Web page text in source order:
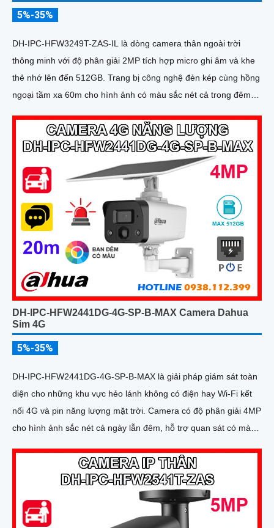
5%-35%
DH-IPC-HFW3249T-ZAS-IL là dòng camera thân ngoài trời
thông minh với độ phân giải 2MP tích hợp micro ghi âm và khe
thẻ nhớ lên đến 512GB. Trang bị công nghệ đèn kép cùng hồng
ngoại tầm xa 60m cho hình ảnh có màu sắc nét cả trong đêm
DH-IPC-HFW2441DG-4G-SP-B-MAX Camera Dahua
Sim 4G
5%-35%
DH-IPC-HFW2441DG-4G-SP-B-MAX là giải pháp giám sát toàn
diện cho những khu vực hẻo lánh không có điện hay Wi-Fi kết
nối 4G và pin năng lượng mặt trời. Camera có độ phân giải 4MP
cho hình ảnh sắc nét cả ngày lẫn đêm, hỗ trợ quan sát có màu